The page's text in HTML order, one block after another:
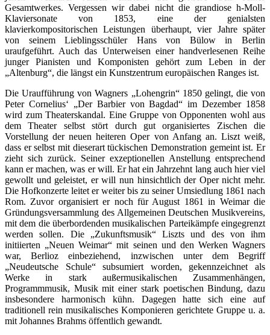
Gesamtwerkes. Vergessen wir dabei nicht die grandiose h-Moll-
Klaviersonate von 1853, eine der genialsten
klavierkompositorischen Leistungen überhaupt, vier Jahre später
von seinem Lieblingsschüler Hans von Bülow in Berlin
uraufgeführt. Auch das Unterweisen einer handverlesenen Reihe
junger Pianisten und Komponisten gehört zum Leben in der
„Altenburg“, die längst ein Kunstzentrum europäischen Ranges ist.
Die Uraufführung von Wagners „Lohengrin“ 1850 gelingt, die von
Peter Cornelius‘ „Der Barbier von Bagdad“ im Dezember 1858
wird zum Theaterskandal. Eine Gruppe von Opponenten wohl aus
dem Theater selbst stört durch gut organisiertes Zischen die
Vorstellung der neuen heiteren Oper von Anfang an. Liszt weiß,
dass er selbst mit dieserart tückischen Demonstration gemeint ist. Er
zieht sich zurück. Seiner exzeptionellen Anstellung entsprechend
kann er machen, was er will. Er hat ein Jahrzehnt lang auch hier viel
gewollt und geleistet, er will nun hinsichtlich der Oper nicht mehr.
Die Hofkonzerte leitet er weiter bis zu seiner Umsiedlung 1861 nach
Rom. Zuvor organisiert er noch für August 1861 in Weimar die
Gründungsversammlung des Allgemeinen Deutschen Musikvereins,
mit dem die überbordenden musikalischen Parteikämpfe eingegrenzt
werden sollen. Die „Zukunftsmusik“ Liszts und des von ihm
initiierten „Neuen Weimar“ mit seinen und den Werken Wagners
war, Berlioz einbeziehend, inzwischen unter dem Begriff
„Neudeutsche Schule“ subsumiert worden, gekennzeichnet als
Werke in stark außermusikalischen Zusammenhängen,
Programmmusik, Musik mit einer stark poetischen Bindung, dazu
insbesondere harmonisch kühn. Dagegen hatte sich eine auf
traditionell rein musikalisches Komponieren gerichtete Gruppe u. a.
mit Johannes Brahms öffentlich gewandt.